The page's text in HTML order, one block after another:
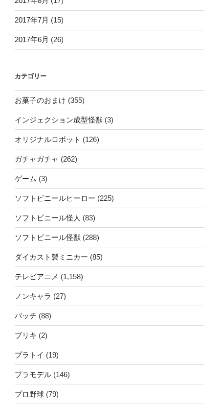
2017年7月 (15)
2017年6月 (26)
カテゴリー
お菓子のおまけ (355)
インジェクション成型怪獣 (3)
オリジナルロボット (126)
ガチャガチャ (262)
ゲーム (3)
ソフトビニールヒーロー (225)
ソフトビニール怪人 (83)
ソフトビニール怪獣 (288)
ダイカスト製ミニカー (85)
テレビアニメ (1,158)
ノンキャラ (27)
バッチ (88)
ブリキ (2)
プラトイ (19)
プラモデル (146)
プロ野球 (79)